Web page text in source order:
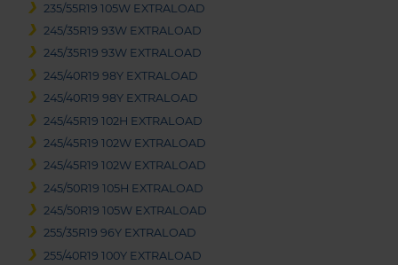
235/55R19 105W EXTRALOAD
245/35R19 93W EXTRALOAD
245/35R19 93W EXTRALOAD
245/40R19 98Y EXTRALOAD
245/40R19 98Y EXTRALOAD
245/45R19 102H EXTRALOAD
245/45R19 102W EXTRALOAD
245/45R19 102W EXTRALOAD
245/50R19 105H EXTRALOAD
245/50R19 105W EXTRALOAD
255/35R19 96Y EXTRALOAD
255/40R19 100Y EXTRALOAD